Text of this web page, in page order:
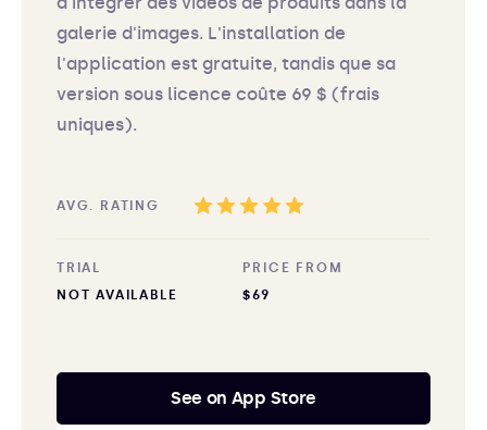
galerie d'images. L'installation de
l'application est gratuite, tandis que sa
version sous licence coûte 69 $ (frais
uniques).
AVG. RATING
TRIAL
NOT AVAILABLE
PRICE FROM
$69
See on App Store